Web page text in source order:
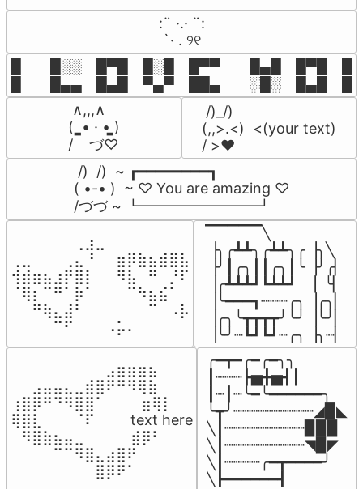
⠀:¨ ·.· ¨:⠀
⠀ `· . ୨୧⠀
█  █░░ █▀█ █░█ █▀▀  █▄█ █▀█
█  █▄▄ █▄█ ▀▄▀ ██▄  ░█░ █▄█
∧,,,∧
(  ̳• · • ̳)
/    づ♡
/)_/)
(,,>.<)  <(your text)
/ >❤️
/)  /)  ~ ┏━━━━━━━━┓
( •-• )  ~ ♡ You are amazing ♡
/づづ ~ ┗━━━━━━━━┛
⠀⠀⠀⠀⠀⠀⢀⣰⣀⠀⠀⠀⠀⠀⠀⠀⠀
⢀⣀⠀⠀⠀⢀⣄⠘⠀⠀⣶⡿⣷⣦⣾⣿⣧
⢺⣾⣶⣦⣰⡟⣿⡇⠀⠀⠻⣧⠀⠛⠀⡘⠏
⠈⢿⡆⠉⠛⠁⡷⠁⠀⠀⠀⠉⠳⣦⣮⠁⠀
⠀⠀⠛⢷⣄⣼⠃⠀⠀⠀⠀⠀⠀⠉⠀⠠⡧
⠀⠀⠀⠀⠉⠋⠀⠀⠀⠠⡥⠄⠀⠀⠀⠀⠀
▔▔▔▔▔╲
▕╮╭┻┻╮╭┻┻╮╭▕╮╲
▕╯┃╭╮┃┃╭╮┃╰▕╯╭▏
▕╭┻┻┻┛┗┻┻┛  ▕  ╰▏
▕╰━━━┓┈┈┈╭╮▕╭╮▏
▕╭╮╰┳┳┳┳╯╰╯▕╰╯▏
▕╰╯┈┗┛┗┛┈╭╮▕╮┈▏
⠀⠀⠀⠀⠀⠀⠀⠀⠀⣠⣶⣶⣶⣦⠀⠀
⠀⠀⣠⣤⣤⣄⣀⣾⣿⠟⠛⠻⢿⣷⠀
⢰⣿⡿⠛⠙⠻⣿⣿⠁⠀⠀ ⠀⣶⢿⡇
⢿⣿⣇⠀⠀⠀⠈⠏⠀⠀⠀ text here
⠀⠻⣿⣷⣦⣤⣀⠀⠀⠀ ⠀⣾⡿⠃⠀
⠀⠀⠀⠀⠉⠉⠻⣿⣄⣴⣿⠟⠀⠀⠀
⠀⠀⠀⠀⠀⠀⠀⠀⣿⡿⠟⠁⠀⠀⠀
╭━┳━╭━╭━╮╮
┃┈┈┈┣▅╋▅┫┃
┃┈┃┈╰━╰━━━━━━╮
╰┳╯┈┈┈┈┈┈┈┈┈◢▉◣
╲┃┈┈┈┈┈┈┈┈┈▉▉▉
╲┃┈┈┈┈┈┈┈┈┈◥▉◤
╲┃┈┈┈┈╭━┳━━━━╯
╲┣━━━━━━┫﻿